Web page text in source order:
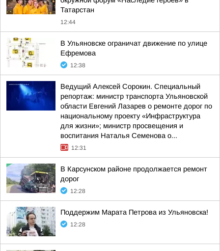
Татарстан
12:44
В Ульяновске ограничат движение по улице
Ефремова
12:38
Ведущий Алексей Сорокин. Специальный
репортаж: министр транспорта Ульяновской
области Евгений Лазарев о ремонте дорог по
национальному проекту «Инфраструктура
для жизни»; министр просвещения и
воспитания Наталья Семенова о...
12:31
В Карсунском районе продолжается ремонт
дорог
12:28
Поддержим Марата Петрова из Ульяновска!
12:28